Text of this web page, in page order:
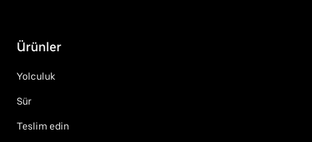
Ürünler
Yolculuk
Sür
Teslim edin